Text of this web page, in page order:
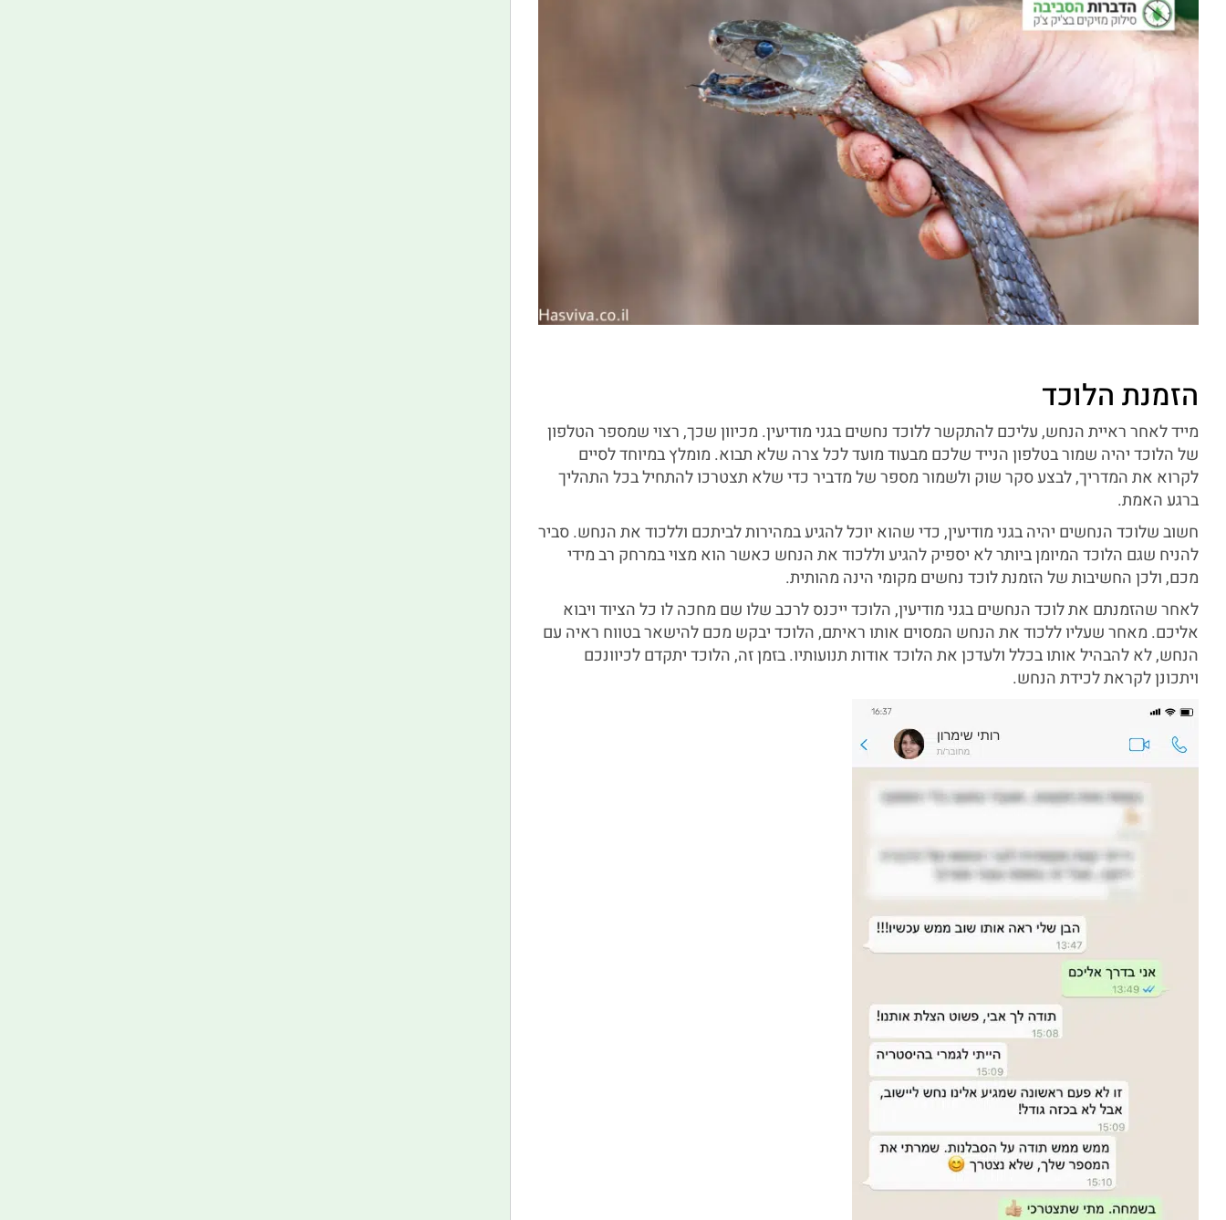
הזמנת הלוכד
מייד לאחר ראיית הנחש, עליכם להתקשר ללוכד נחשים בגני מודיעין. מכיוון שכך, רצוי שמספר הטלפון
של הלוכד יהיה שמור בטלפון הנייד שלכם מבעוד מועד לכל צרה שלא תבוא. מומלץ במיוחד לסיים
לקרוא את המדריך, לבצע סקר שוק ולשמור מספר של מדביר כדי שלא תצטרכו להתחיל בכל התהליך
ברגע האמת.
חשוב שלוכד הנחשים יהיה בגני מודיעין, כדי שהוא יוכל להגיע במהירות לביתכם וללכוד את הנחש. סביר
להניח שגם הלוכד המיומן ביותר לא יספיק להגיע וללכוד את הנחש כאשר הוא מצוי במרחק רב מידי
מכם, ולכן החשיבות של הזמנת לוכד נחשים מקומי הינה מהותית.
לאחר שהזמנתם את לוכד הנחשים בגני מודיעין, הלוכד ייכנס לרכב שלו שם מחכה לו כל הציוד ויבוא
אליכם. מאחר שעליו ללכוד את הנחש המסוים אותו ראיתם, הלוכד יבקש מכם להישאר בטווח ראיה עם
הנחש, לא להבהיל אותו בכלל ולעדכן את הלוכד אודות תנועותיו. בזמן זה, הלוכד יתקדם לכיוונכם
ויתכונן לקראת לכידת הנחש.